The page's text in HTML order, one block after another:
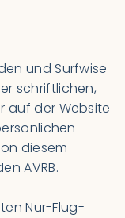
und Surfwise
schriftlichen,
auf der Website
diesem
AVRB.
Nur-Flug-